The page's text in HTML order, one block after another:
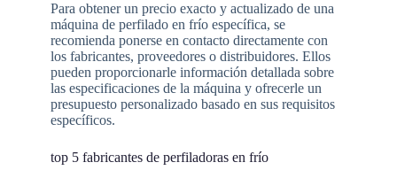
Para obtener un precio exacto y actualizado de una
máquina de perfilado en frío específica, se
recomienda ponerse en contacto directamente con
los fabricantes, proveedores o distribuidores. Ellos
pueden proporcionarle información detallada sobre
las especificaciones de la máquina y ofrecerle un
presupuesto personalizado basado en sus requisitos
específicos.
top 5 fabricantes de perfiladoras en frío